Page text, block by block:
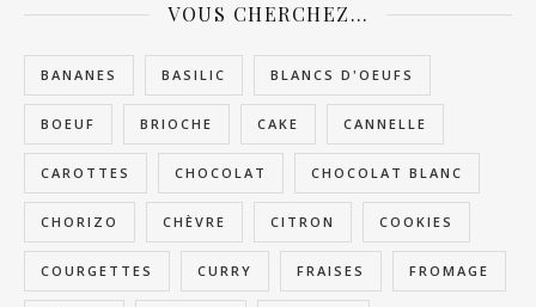
VOUS CHERCHEZ…
BANANES BASILIC BLANCS D'OEUFS
BOEUF BRIOCHE CAKE CANNELLE
CAROTTES CHOCOLAT CHOCOLAT BLANC
CHORIZO CHÈVRE CITRON COOKIES
COURGETTES CURRY FRAISES FROMAGE